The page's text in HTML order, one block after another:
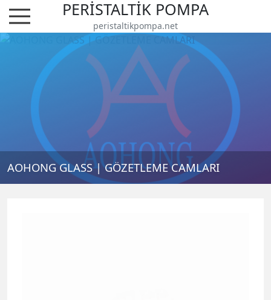
PERİSTALTİK POMPA
peristaltikpompa.net
AOHONG GLASS | GÖZETLEME CAMLARI